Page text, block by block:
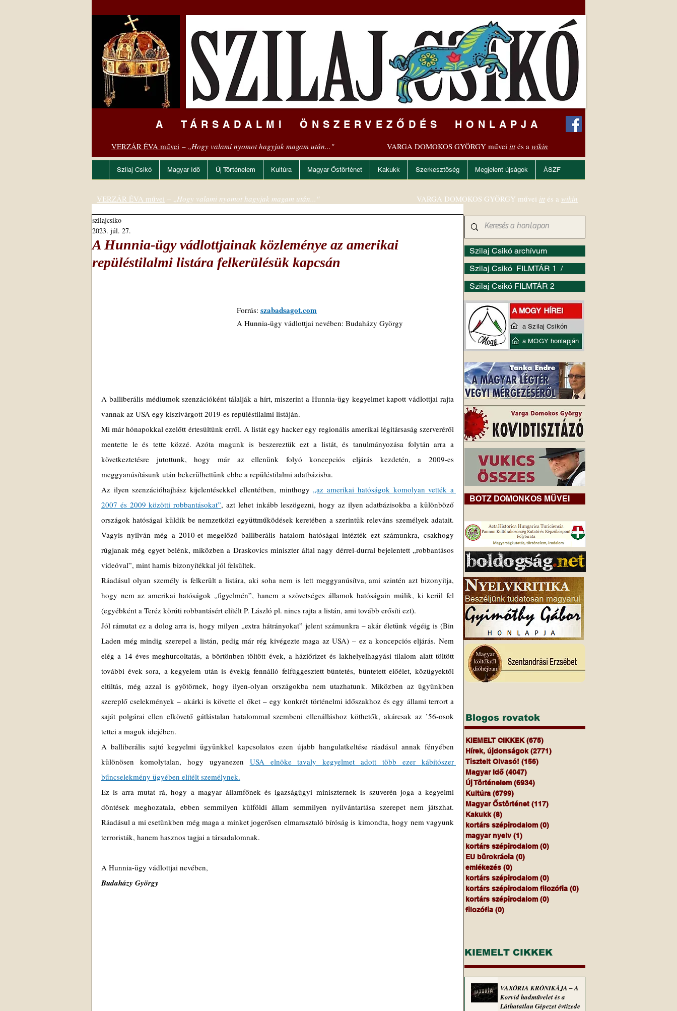
A TÁRSADALMI ÖNSZERVEZŐDÉS HONLAPJA
VERZÁR ÉVA művei – „Hogy valami nyomot hagyjak magam után..." VARGA DOMOKOS GYÖRGY művei ittés a wikin
Szilaj Csikó Magyar Idő Új Történelem Kultúra Magyar Őstörténet Kakukk Szerkesztőség Megjelent újságok ÁSZF
A Hunnia-ügy vádlottjainak közleménye az amerikai
repüléstilalmi listára felkerülésük kapcsán
szilajcsiko
2023. júl. 27.
Forrás: szabadsagot.com
A Hunnia-ügy vádlottjai nevében: Budaházy György
A balliberális médiumok szenzációként tálalják a hírt, miszerint a Hunnia-ügy kegyelmet kapott vádlottjai rajta
vannak az USA egy kiszivárgott 2019-es repüléstilalmi listáján.
Mi már hónapokkal ezelőtt értesültünk erről. A listát egy hacker egy regionális amerikai légitársaság szerveréről
mentette le és tette közzé. Azóta magunk is beszereztük ezt a listát, és tanulmányozása folytán arra a
következtetésre jutottunk, hogy már az ellenünk folyó koncepciós eljárás kezdetén, a 2009-es
meggyanúsításunk után bekerülhettünk ebbe a repüléstilalmi adatbázisba.
Az ilyen szenzációhajhász kijelentésekkel ellentétben, minthogy „az amerikai hatóságok komolyan vették a
2007 és 2009 közötti robbantásokat”, azt lehet inkább leszögezni, hogy az ilyen adatbázisokba a különböző
országok hatóságai küldik be nemzetközi együttműködések keretében a szerintük releváns személyek adatait.
Vagyis nyilván még a 2010-et megelőző balliberális hatalom hatóságai intézték ezt számunkra, csakhogy
rúgjanak még egyet belénk, miközben a Draskovics miniszter által nagy dérrel-durral bejelentett „robbantásos
videóval”, mint hamis bizonyítékkal jól felsültek.
Ráadásul olyan személy is felkerült a listára, aki soha nem is lett meggyanúsítva, ami szintén azt bizonyítja,
hogy nem az amerikai hatóságok „figyelmén”, hanem a szövetséges államok hatóságain múlik, ki kerül fel
(egyébként a Teréz körúti robbantásért elítélt P. László pl. nincs rajta a listán, ami tovább erősíti ezt).
Jól rámutat ez a dolog arra is, hogy milyen „extra hátrányokat” jelent számunkra – akár életünk végéig is (Bin
Laden még mindig szerepel a listán, pedig már rég kivégezte maga az USA) – ez a koncepciós eljárás. Nem
elég a 14 éves meghurcoltatás, a börtönben töltött évek, a háziőrizet és lakhelyelhagyási tilalom alatt töltött
további évek sora, a kegyelem után is évekig fennálló felfüggesztett büntetés, büntetett előélet, közügyektől
eltiltás, még azzal is gyötörnek, hogy ilyen-olyan országokba nem utazhatunk. Miközben az ügyünkben
szereplő cselekmények – akárki is követte el őket – egy konkrét történelmi időszakhoz és egy állami terrort a
saját polgárai ellen elkövető gátlástalan hatalommal szembeni ellenálláshoz köthetők, akárcsak az ’56-osok
tettei a maguk idejében.
A balliberális sajtó kegyelmi ügyünkkel kapcsolatos ezen újabb hangulatkeltése ráadásul annak fényében
különösen komolytalan, hogy ugyanezen USA elnöke tavaly kegyelmet adott több ezer kábítószer
bűncselekmény ügyében elítélt személynek.
Ez is arra mutat rá, hogy a magyar államfőnek és igazságügyi miniszternek is szuverén joga a kegyelmi
döntések meghozatala, ebben semmilyen külföldi állam semmilyen nyilvántartása szerepet nem játszhat.
Ráadásul a mi esetünkben még maga a minket jogerősen elmarasztaló bíróság is kimondta, hogy nem vagyunk
terroristák, hanem hasznos tagjai a társadalomnak.
A Hunnia-ügy vádlottjai nevében,
Budaházy György
Szilaj Csikó archívum
Szilaj Csikó FILMTÁR 1 /
Szilaj Csikó FILMTÁR 2
VERZÁR ÉVA művei – „Hogy valami nyomot hagyjak magam után..." VARGA DOMOKOS GYÖRGY művei itt és a wikin
BOTZ DOMONKOS MŰVEI
Blogos rovatok
KIEMELT CIKKEK (675)
Hírek, újdonságok (2771)
Tisztelt Olvasó! (156)
Magyar Idő (4047)
Új Történelem (6934)
Kultúra (6799)
Magyar Őstörténet (117)
Kakukk (8)
kortárs szépirodalom (0)
magyar nyelv (1)
kortárs szépirodalom (0)
EU bürokrácia (0)
emlékezés (0)
kortárs szépirodalom (0)
kortárs szépirodalom filozófia (0)
kortárs szépirodalom (0)
filozófia (0)
KIEMELT CIKKEK
VAXÓRIA KRÓNIKÁJA ‒ A
Korvid hadművelet és a
Láthatatlan Gépezet évtizede
a Szilaj Csikón
a MOGY honlapján